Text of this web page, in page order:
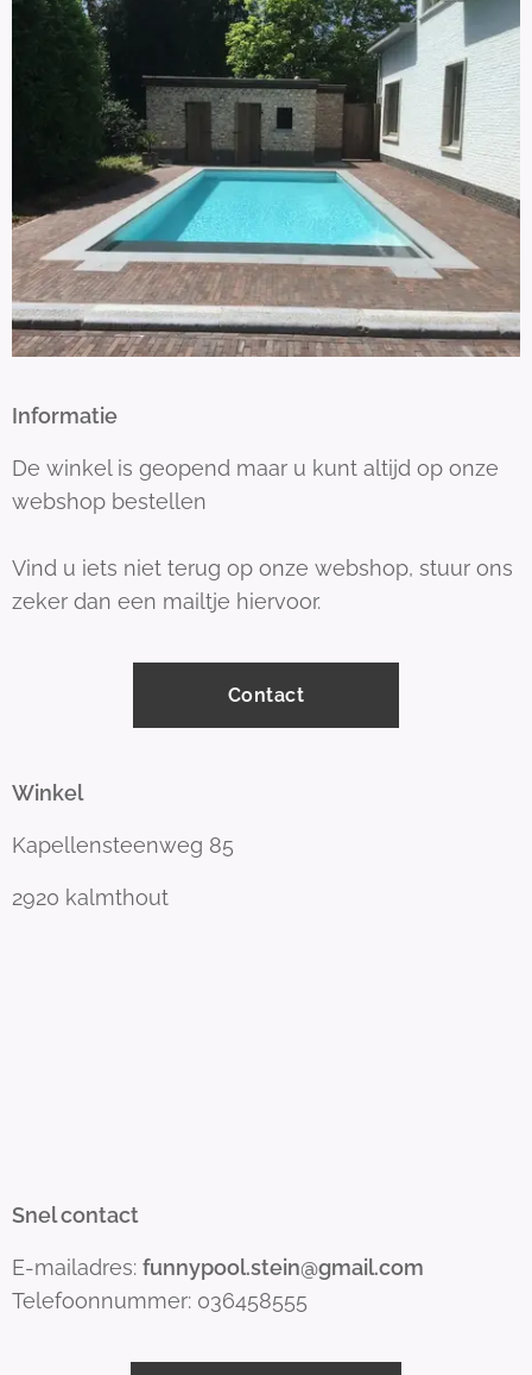
Informatie
De winkel is geopend maar u kunt altijd op onze
webshop bestellen
Vind u iets niet terug op onze webshop, stuur ons
zeker dan een mailtje hiervoor.
Contact
Winkel
Kapellensteenweg 85
2920 kalmthout
Snel contact
E-mailadres: funnypool.stein@gmail.com
Telefoonnummer: 036458555